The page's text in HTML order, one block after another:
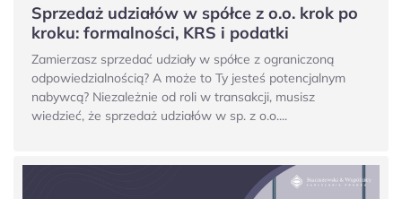
Sprzedaż udziałów w spółce z o.o. krok po
kroku: formalności, KRS i podatki
Zamierzasz sprzedać udziały w spółce z ograniczoną
odpowiedzialnością? A może to Ty jesteś potencjalnym
nabywcą? Niezależnie od roli w transakcji, musisz
wiedzieć, że sprzedaż udziałów w sp. z o.o....